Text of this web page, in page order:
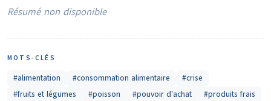
Résumé non disponible
MOTS-CLÉS
#alimentation #consommation alimentaire
#crise
#fruits et légumes
#poisson #pouvoir d'achat
#produits frais